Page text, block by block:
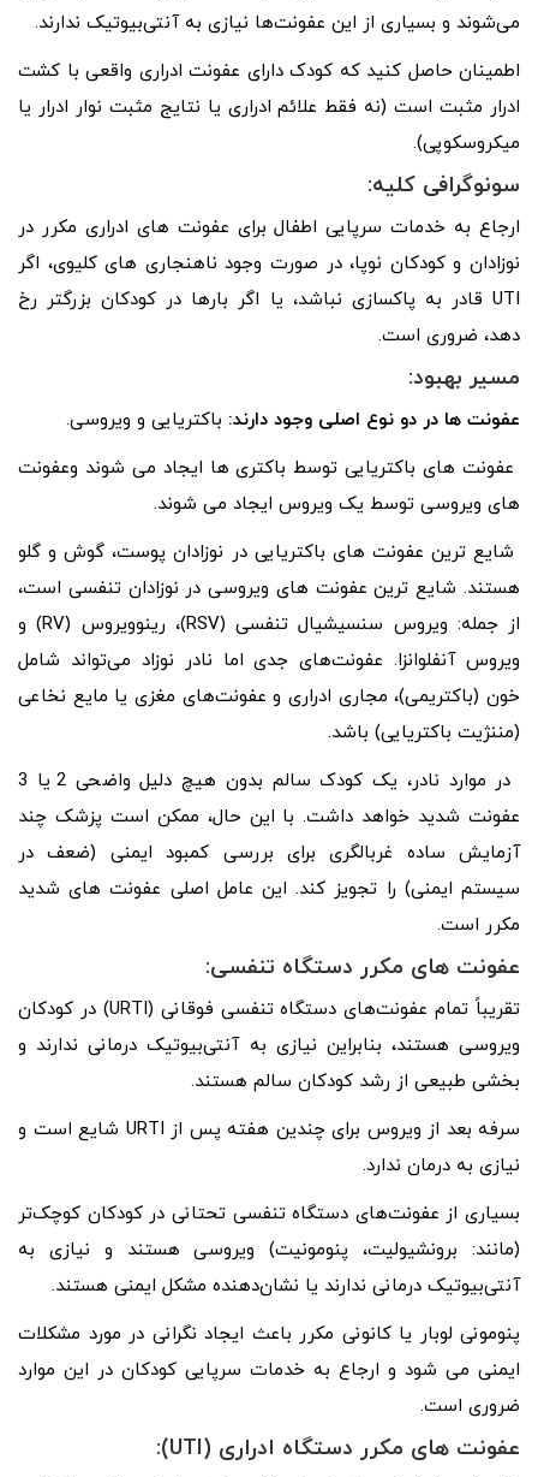
می‌شوند و بسیاری از این عفونت‌ها نیازی به آنتی‌بیوتیک ندارند.
اطمینان حاصل کنید که کودک دارای عفونت ادراری واقعی با کشت
ادرار مثبت است (نه فقط علائم ادراری یا نتایج مثبت نوار ادرار یا
میکروسکوپی).
سونوگرافی کلیه:
ارجاع به خدمات سرپایی اطفال برای عفونت های ادراری مکرر در
نوزادان و کودکان نوپا، در صورت وجود ناهنجاری های کلیوی، اگر
UTI قادر به پاکسازی نباشد، یا اگر بارها در کودکان بزرگتر رخ
دهد، ضروری است.
مسیر بهبود:
عفونت ها در دو نوع اصلی وجود دارند: باکتریایی و ویروسی.
عفونت های باکتریایی توسط باکتری ها ایجاد می شوند وعفونت
های ویروسی توسط یک ویروس ایجاد می شوند.
شایع ترین عفونت های باکتریایی در نوزادان پوست، گوش و گلو
هستند. شایع ترین عفونت های ویروسی در نوزادان تنفسی است،
از جمله: ویروس سنسیشیال تنفسی (RSV)، رینوویروس (RV) و
ویروس آنفلوانزا. عفونت‌های جدی اما نادر نوزاد می‌تواند شامل
خون (باکتریمی)، مجاری ادراری و عفونت‌های مغزی یا مایع نخاعی
(مننژیت باکتریایی) باشد.
در موارد نادر، یک کودک سالم بدون هیچ دلیل واضحی 2 یا 3
عفونت شدید خواهد داشت. با این حال، ممکن است پزشک چند
آزمایش ساده غربالگری برای بررسی کمبود ایمنی (ضعف در
سیستم ایمنی) را تجویز کند. این عامل اصلی عفونت های شدید
مکرر است.
عفونت های مکرر دستگاه تنفسی:
تقریباً تمام عفونت‌های دستگاه تنفسی فوقانی (URTI) در کودکان
ویروسی هستند، بنابراین نیازی به آنتی‌بیوتیک درمانی ندارند و
بخشی طبیعی از رشد کودکان سالم هستند.
سرفه بعد از ویروس برای چندین هفته پس از URTI شایع است و
نیازی به درمان ندارد.
بسیاری از عفونت‌های دستگاه تنفسی تحتانی در کودکان کوچک‌تر
(مانند: برونشیولیت، پنومونیت) ویروسی هستند و نیازی به
آنتی‌بیوتیک درمانی ندارند یا نشان‌دهنده مشکل ایمنی هستند.
پنومونی لوبار یا کانونی مکرر باعث ایجاد نگرانی در مورد مشکلات
ایمنی می شود و ارجاع به خدمات سرپایی کودکان در این موارد
ضروری است.
عفونت های مکرر دستگاه ادراری (UTI
):